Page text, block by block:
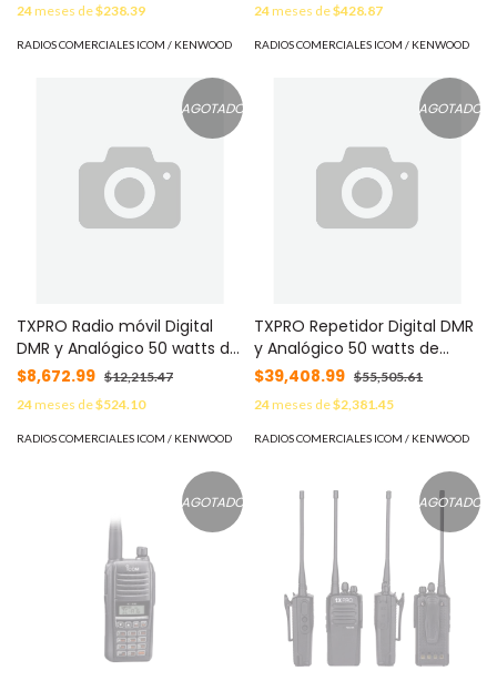
24meses de$238.39
RADIOS COMERCIALES ICOM / KENWOOD
24meses de$428.87
RADIOS COMERCIALES ICOM / KENWOOD
AGOTADO
TXPRO Radio móvil Digital
DMR y Analógico 50 watts de
potencia MOD: AM780T
$8,672.99 $12,215.47
24meses de$524.10
RADIOS COMERCIALES ICOM / KENWOOD
AGOTADO
TXPRO Repetidor Digital DMR
y Analógico 50 watts de
potencia Troncalizable MOD:
$39,408.99 $55,505.61
24meses de$2,381.45
RADIOS COMERCIALES ICOM / KENWOOD
AGOTADO AGOTADO